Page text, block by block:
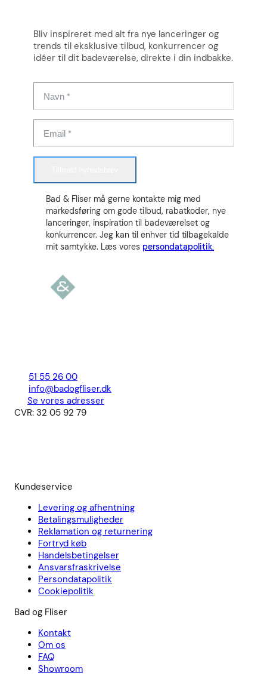
Bliv inspireret med alt fra nye lanceringer og
trends til eksklusive tilbud, konkurrencer og
idéer til dit badeværelse, direkte i din indbakke.
Bad & Fliser må gerne kontakte mig med
markedsføring om gode tilbud, rabatkoder, nye
lanceringer, inspiration til badeværelset og
konkurrencer. Jeg kan til enhver tid tilbagekalde
mit samtykke. Læs vores persondatapolitik.
51 55 26 00
info@badogfliser.dk
Se vores adresser
CVR: 32 05 92 79
Kundeservice
Levering og afhentning
Betalingsmuligheder
Reklamation og returnering
Fortryd køb
Handelsbetingelser
Ansvarsfraskrivelse
Persondatapolitik
Cookiepolitik
Bad og Fliser
Kontakt
Om os
FAQ
Showroom